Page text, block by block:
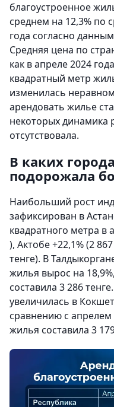
благоустроенное
среднем на 12,3% по
года согласно
Средняя цена по
как в апреле 2024
квадратный метр
изменилась
арендовать жилье
некоторых динамика
отсутствовала.
В каких
подорожала
Наибольший рост
зафиксирован в
квадратного метра в
), Актобе +22,1% (2
тенге). В
жилья вырос на
составила 3 286
увеличилась в
сравнению с
жилья составила 3